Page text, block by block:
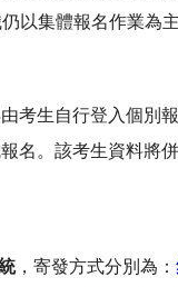
以集體報名作業為
考生自行登入個別
名。該考生資料將
，寄發方式分別為：